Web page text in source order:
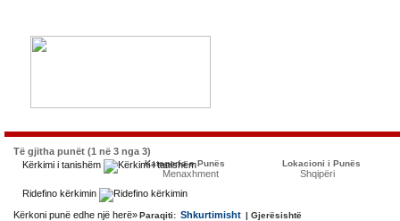
Të gjitha punët (1 në 3 nga 3)
Kërkimi i tanishëm
Kategoria e Punës
Menaxhment
Lokacioni i Punës
Shqipëri
Ridefino kërkimin
Kërkoni punë edhe një herë»Paraqiti: Shkurtimisht | Gjerësishtë